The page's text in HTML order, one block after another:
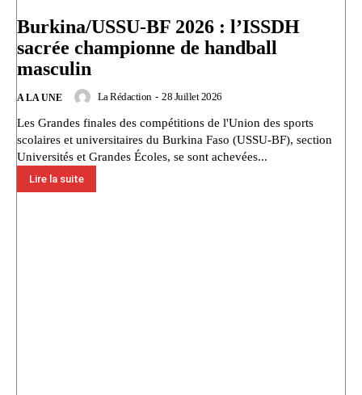
Burkina/USSU-BF 2026 : l’ISSDH
sacrée championne de handball
masculin
A LA UNE La Rédaction - 28 Juillet 2026
Les Grandes finales des compétitions de l'Union des sports
scolaires et universitaires du Burkina Faso (USSU-BF), section
Universités et Grandes Écoles, se sont achevées...
Lire la suite